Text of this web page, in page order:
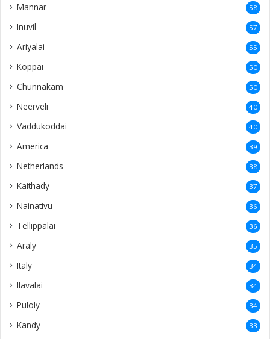
Mannar 58
Inuvil 57
Ariyalai 55
Koppai 50
Chunnakam 50
Neerveli 40
Vaddukoddai 40
America 39
Netherlands 38
Kaithady 37
Nainativu 36
Tellippalai 36
Araly 35
Italy 34
Ilavalai 34
Puloly 34
Kandy 33